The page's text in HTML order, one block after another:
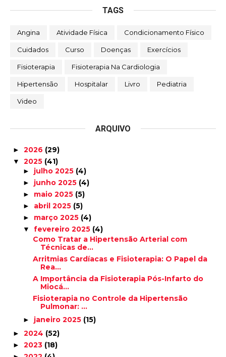
TAGS
Angina Atividade Física Condicionamento Físico
Cuidados Curso Doenças Exercícios
Fisioterapia Fisioterapia Na Cardiologia
Hipertensão Hospitalar Livro Pediatria
Video
ARQUIVO
► 2026 (29)
▼ 2025 (41)
► julho 2025 (4)
► junho 2025 (4)
► maio 2025 (5)
► abril 2025 (5)
► março 2025 (4)
▼ fevereiro 2025 (4)
Como Tratar a Hipertensão Arterial com
Técnicas de...
Arritmias Cardíacas e Fisioterapia: O Papel da
Rea...
A Importância da Fisioterapia Pós-Infarto do
Miocá...
Fisioterapia no Controle da Hipertensão
Pulmonar: ...
► janeiro 2025 (15)
► 2024 (52)
► 2023 (18)